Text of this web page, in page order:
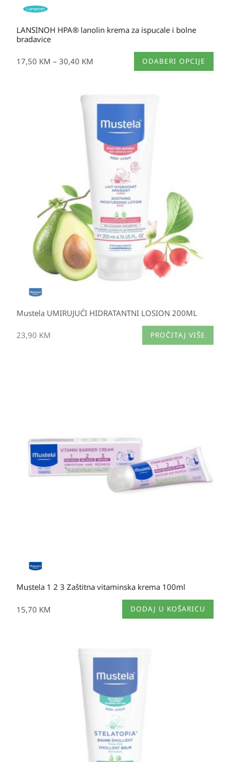
LANSINOH HPA® lanolin krema za ispucale i bolne
bradavice
17,50 KM – 30,40 KM ODABERI OPCIJE
Ovaj
proizvod
varijanti.
Opcije
se
mogu
odabrati
proizvoda
Mustela UMIRUJUĆI HIDRATANTNI LOSION 200ML
23,90 KM PROČITAJ VIŠE
Mustela 1 2 3 Zaštitna vitaminska krema 100ml
15,70 KM DODAJ U KOŠARICU